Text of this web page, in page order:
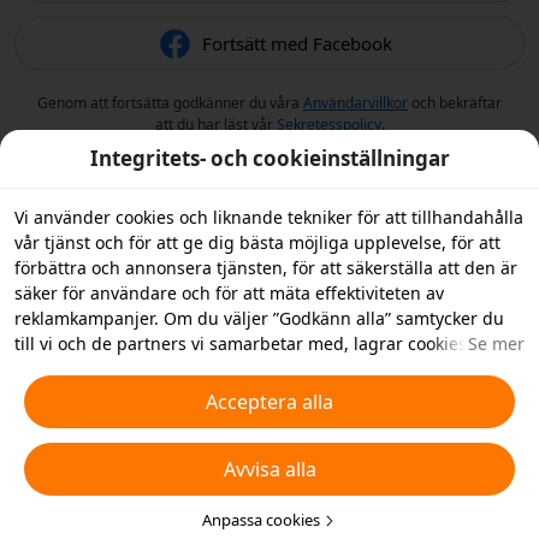
Fortsätt med Facebook
Genom att fortsätta godkänner du våra Användarvillkor och bekräftar
att du har läst vår Sekretesspolicy.
Integritets- och cookieinställningar
Vi använder cookies och liknande tekniker för att tillhandahålla
vår tjänst och för att ge dig bästa möjliga upplevelse, för att
förbättra och annonsera tjänsten, för att säkerställa att den är
säker för användare och för att mäta effektiviteten av
reklamkampanjer. Om du väljer ”Godkänn alla” samtycker du
till vi och de partners vi samarbetar med, lagrar cookies och
”Avvisa alla” icke-nödvändiga cookies och du kan välja vilka
typer av cookies du vill acceptera eller inaktivera genom att
klicka på ”Anpassa cookies” nedan, eller när som helst ändra
detta i dina sekretessinställningar. Vi samlar inte in cookies för
spårningsändamål i iOS-appen. För mer information, se vår
cookies och liknande tekniker.
Se mer
Acceptera alla
Avvisa alla
Anpassa cookies